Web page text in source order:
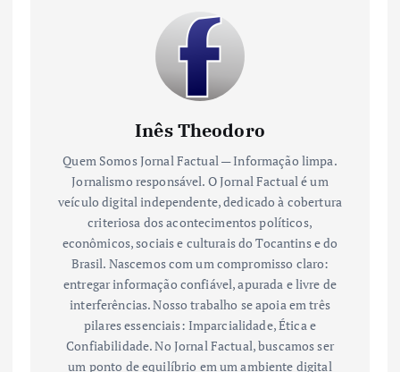
Inês Theodoro
Quem Somos Jornal Factual — Informação limpa.
Jornalismo responsável. O Jornal Factual é um
veículo digital independente, dedicado à cobertura
criteriosa dos acontecimentos políticos,
econômicos, sociais e culturais do Tocantins e do
Brasil. Nascemos com um compromisso claro:
entregar informação confiável, apurada e livre de
interferências. Nosso trabalho se apoia em três
pilares essenciais: Imparcialidade, Ética e
Confiabilidade. No Jornal Factual, buscamos ser
um ponto de equilíbrio em um ambiente digital